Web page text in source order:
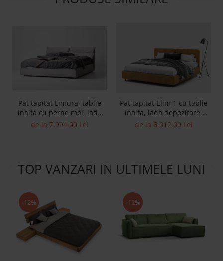
Pat tapitat Limura, tablie
inalta cu perne moi, lada
depozitare, somiera
de la 7.994,00 Lei
Pat tapitat Elim 1 cu tablie
inalta, lada depozitare,
somiera metalica, picioare
de la 6.012,00 Lei
TOP VANZARI IN ULTIMELE LUNI
-12% -12%